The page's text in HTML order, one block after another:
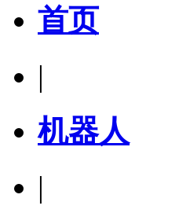
首页
|
机器人
|